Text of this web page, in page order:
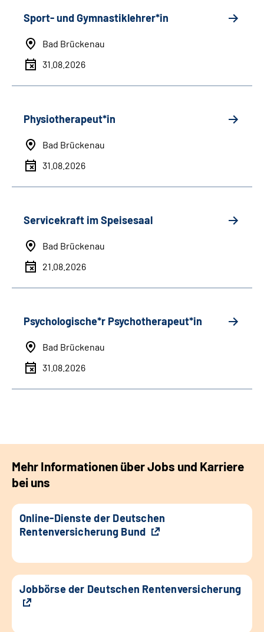
Sport- und Gymnastiklehrer*in
Bad Brückenau
31.08.2026
Physiotherapeut*in
Bad Brückenau
31.08.2026
Servicekraft im Speisesaal
Bad Brückenau
21.08.2026
Psychologische*r Psychotherapeut*in
Bad Brückenau
31.08.2026
Mehr Informationen über Jobs und Karriere
bei uns
Online-Dienste der Deutschen
Rentenversicherung Bund
Jobbörse der Deutschen Rentenversicherung